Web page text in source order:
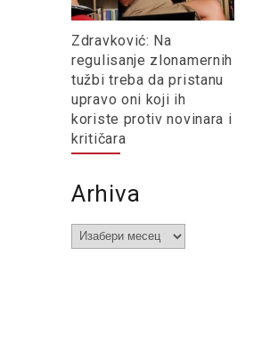
Zdravković: Na
regulisanje zlonamernih
tužbi treba da pristanu
upravo oni koji ih
koriste protiv novinara i
kritičara
Arhiva
Arhiva